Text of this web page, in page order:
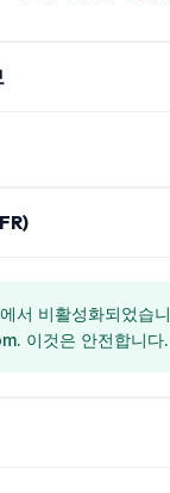
서 비활성화되었습니
이것은 안전합니다.